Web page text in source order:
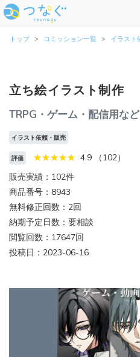
トップ コミッション一覧 イラスト
立ち絵イラスト制作
TRPG・ゲーム・配信用な
イラスト依頼・販売
評価
4.9 （102）
販売実績：102件
商品番号：8943
無料修正回数：2回
納期予定日数：要相談
閲覧回数：17647回
投稿日：2023-06-16